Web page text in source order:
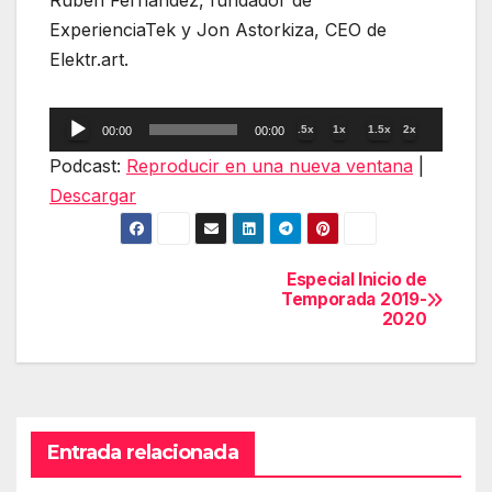
ExperienciaTek y Jon Astorkiza, CEO de
Elektr.art.
Reproductor
de
00:00 00:00 .5x 1x 1.5x 2x
Podcast: Reproducir en una nueva ventana
Descargar
Especial Inicio de
Temporada 2019-
2020
Entrada relacionada